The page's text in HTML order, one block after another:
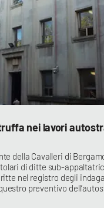
nei lavori
della Cavalleri di
di ditte sub-
nel registro degli
preventivo